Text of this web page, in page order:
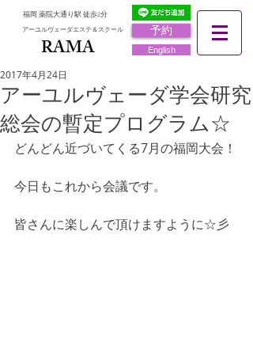
予約
福岡 薬院大通り駅 徒歩2分
アーユルヴェーダエステ＆スクール
RAMA English
アーユルヴェーダ学会研究
総会の暫定プログラム☆
2017年4月24日
どんどん近づいてくる7月の福岡大会！
今日もこれから会議です。
皆さんに楽しんで頂けますように☆彡